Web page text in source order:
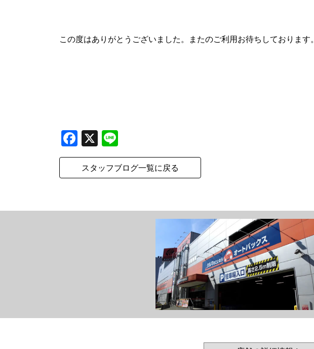
この度はありがとうございました。またのご利用お待ちしております。
Facebook
X
スタッフブログ一覧に戻る